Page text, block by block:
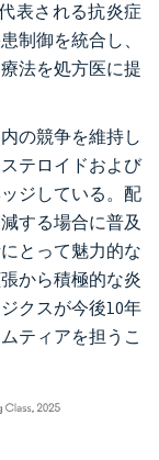
表される抗炎症
制御を統合し、
法を処方医に提
の競争を維持し
テロイドおよび
ジしている。配
する場合に普及
とって魅力的な
から積極的な炎
クスが今後10年
ティアを担うこ